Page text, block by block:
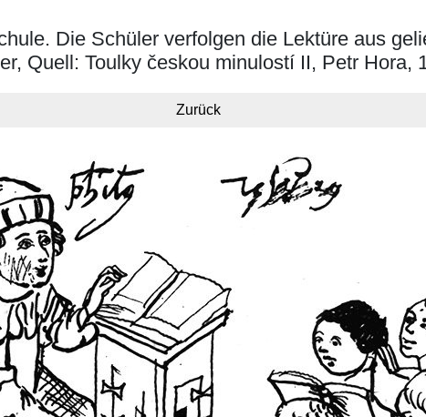
Die Schüler verfolgen die Lektüre aus
Quell: Toulky českou minulostí II, Petr Hora,
Zurück